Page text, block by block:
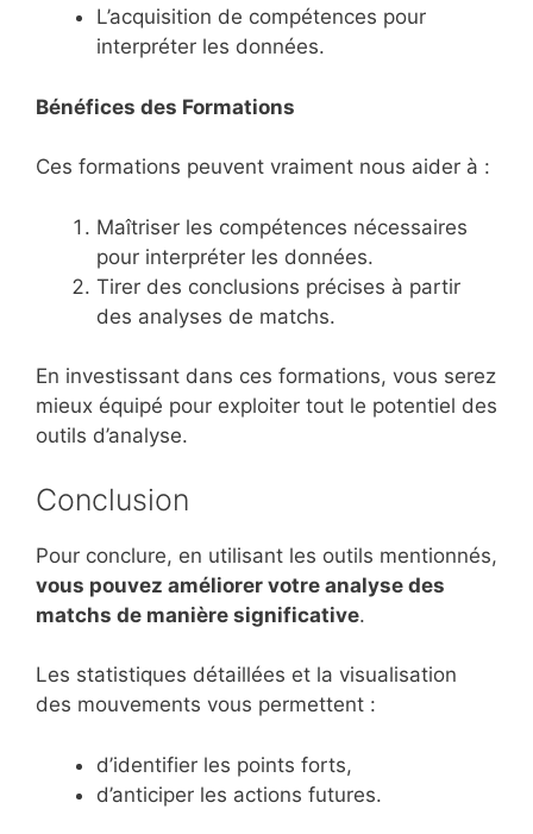
L’acquisition de compétences pour
interpréter les données.
Bénéfices des Formations
Ces formations peuvent vraiment nous aider à :
Maîtriser les compétences nécessaires
pour interpréter les données.
Tirer des conclusions précises à partir
des analyses de matchs.
En investissant dans ces formations, vous serez
mieux équipé pour exploiter tout le potentiel des
outils d’analyse.
Conclusion
Pour conclure, en utilisant les outils mentionnés,
vous pouvez améliorer votre analyse des
matchs de manière significative.
Les statistiques détaillées et la visualisation
des mouvements vous permettent :
d’identifier les points forts,
d’anticiper les actions futures.